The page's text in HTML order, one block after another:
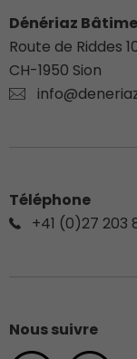
Dénériaz
Route de Riddes
CH-1950 Sion
Téléphone
+41 (0)27 203
Nous suivre